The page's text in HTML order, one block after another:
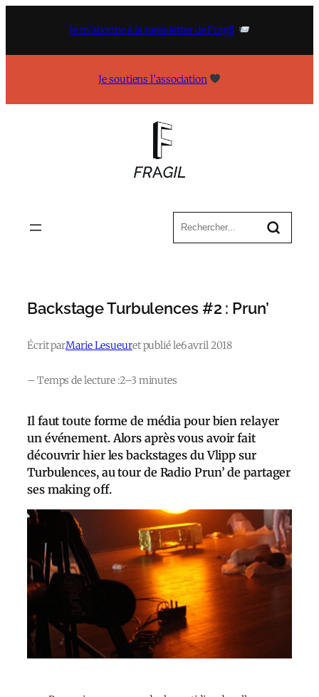
Je m’abonne à la newsletter de Fragil
Je soutiens l’association
Backstage Turbulences #2 : Prun’
Écrit parMarie Lesueuret publié le6 avril 2018
– Temps de lecture :2–3 minutes
Il faut toute forme de média pour bien relayer
un événement. Alors après vous avoir fait
découvrir hier les backstages du Vlipp sur
Turbulences, au tour de Radio Prun’ de partager
ses making off.